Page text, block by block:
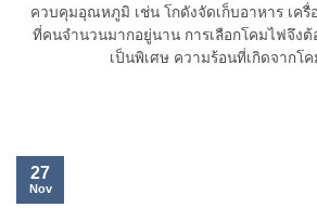
ควบคุมอุณหภูมิ เช่น โกดังจัดเก็บอาหาร เครื่
ที่คนจำนวนมากอยู่นาน การเลือกโคมไฟจึงต้
เป็นพิเศษ ความร้อนที่เกิดจากโค
27
Nov